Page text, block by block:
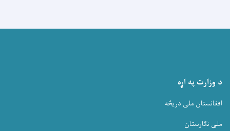
د وزارت په اړه
افغانستان ملی دریڅه
ملی نگارستان